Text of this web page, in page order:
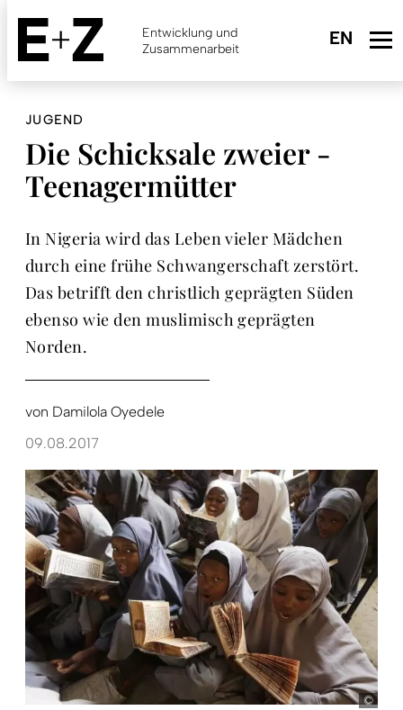
Skip
main
content
Entwicklung und
Zusammenarbeit
JUGEND
Die Schicksale zweier ­
Teenagermütter
In Nigeria wird das Leben vieler Mädchen
durch eine frühe Schwangerschaft zerstört.
Das betrifft den christlich geprägten Süden
ebenso wie den muslimisch geprägten
Norden.
von Damilola Oyedele
09.08.2017